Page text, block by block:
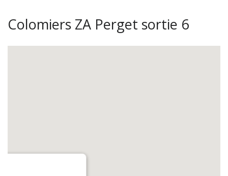
Colomiers ZA Perget sortie 6